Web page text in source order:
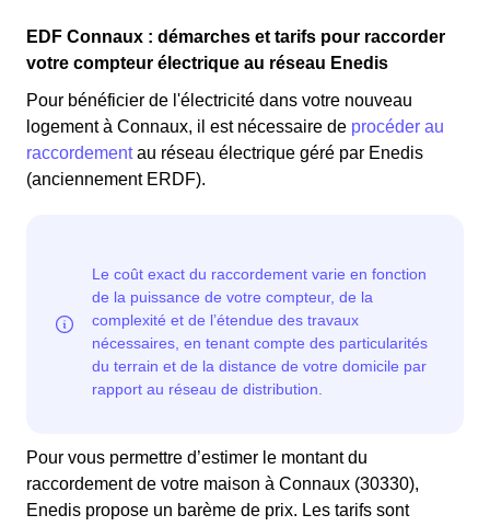
EDF Connaux : démarches et tarifs pour raccorder
votre compteur électrique au réseau Enedis
Pour bénéficier de l'électricité dans votre nouveau
logement à Connaux, il est nécessaire de procéder au
raccordementau réseau électrique géré par Enedis
(anciennement ERDF).
Pour vous permettre d’estimer le montant du
raccordement de votre maison à Connaux (30330),
Enedis propose un barème de prix. Les tarifs sont